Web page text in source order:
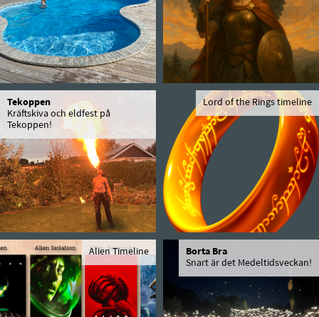
Tekoppen
Kräftskiva och eldfest på
Tekoppen!
Lord of the Rings timeline
Alien Timeline
Borta Bra
Snart är det Medeltidsveckan!